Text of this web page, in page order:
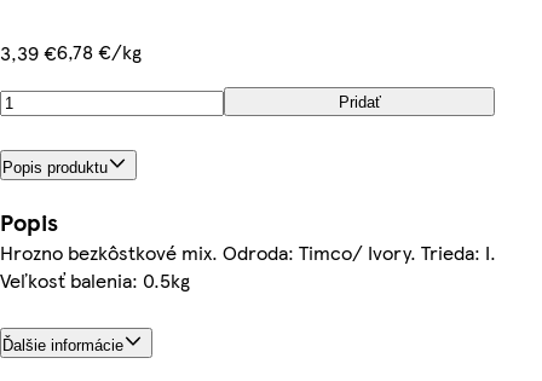
3,39 €6,78 €/kg
Pridať
Popis produktu
Popis
Hrozno bezkôstkové mix. Odroda: Timco/ Ivory. Trieda: I.
Veľkosť balenia: 0.5kg
Ďalšie informácie